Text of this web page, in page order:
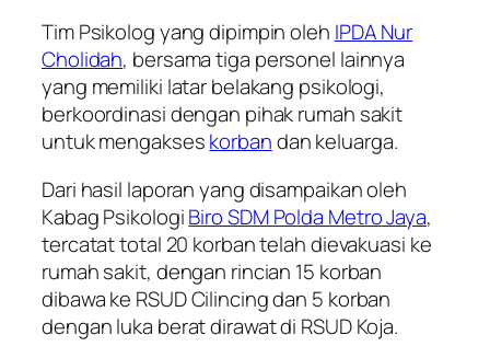
Tim Psikolog yang dipimpin oleh IPDA Nur
Cholidah, bersama tiga personel lainnya
yang memiliki latar belakang psikologi,
berkoordinasi dengan pihak rumah sakit
untuk mengakseskorbandan keluarga.
Dari hasil laporan yang disampaikan oleh
Kabag PsikologiBiro SDM Polda Metro Jaya,
tercatat total 20 korban telah dievakuasi ke
rumah sakit, dengan rincian 15 korban
dibawa ke RSUD Cilincing dan 5 korban
dengan luka berat dirawat di RSUD Koja.